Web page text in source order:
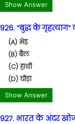
Show Answer
926. “बुद्ध के
(A) भेड़
(B) बैल
(C) हाथी
(D) घोड़ा
Show Answer
927. भारत के अंदर